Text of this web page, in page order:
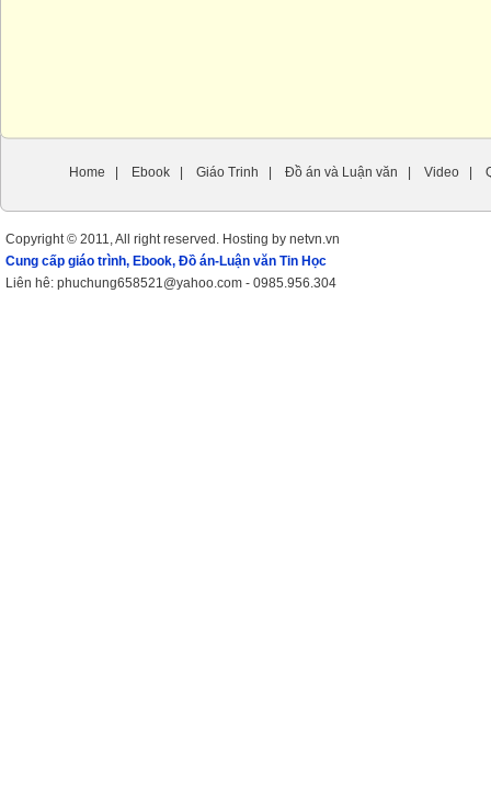
Home | Ebook| Giáo Trinh | Đồ án và Luận văn | Video|
Copyright © 2011, All right reserved. Hosting by netvn.vn
Cung cấp giáo trình, Ebook, Đồ án-Luận văn Tin Học
Liên hê: phuchung658521@yahoo.com - 0985.956.304